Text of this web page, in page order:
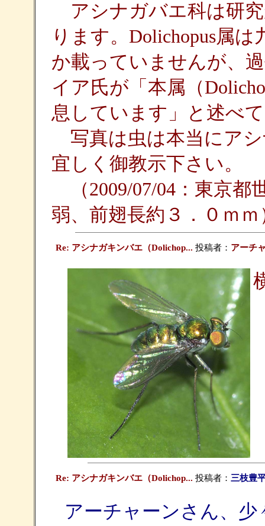
アシナガバエ科は研
ります。Dolichopus属
か載っていませんが、
イア氏が「本属（
息しています」と述べ
写真は虫は本当にア
宜しく御教示下さい。
（2009/07/04：東京都
弱、前翅長約３．０ｍｍ
Re: アシナガキンバエ（Dolichop... 投稿者： アーチ
Re: アシナガキンバエ（Dolichop... 投稿者： 三枝豊
アーチャーンさん、